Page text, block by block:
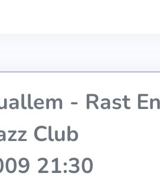
- Rast
Club
21:30